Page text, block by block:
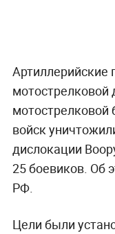
Артиллерийские
мотострелковой
мотострелковой
войск
дислокации
25 боевиков. Об
РФ.
Цели были